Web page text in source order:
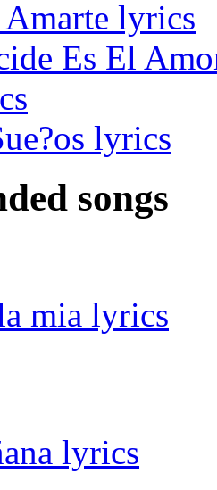
lyrics
Es El
lyrics
songs
mia lyrics
lyrics